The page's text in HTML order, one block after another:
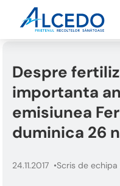
Despre
importanta
emisiunea
duminica 26
24.11.2017 Scris de echipa